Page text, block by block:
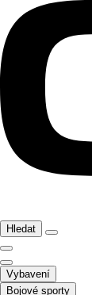
Hledat
Vybavení
Bojové sporty